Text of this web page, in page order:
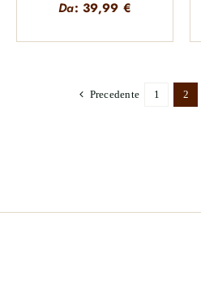
Da:39,99 €
Precedente 1 2